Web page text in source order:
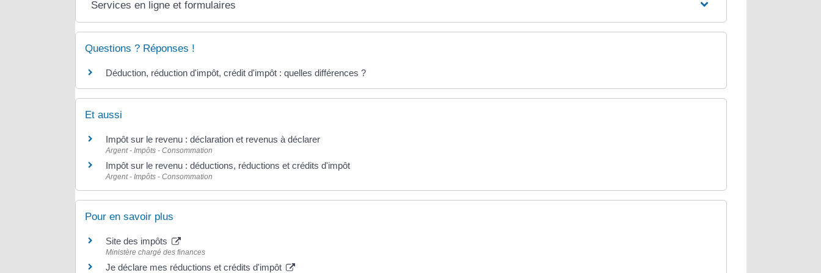
Services en ligne et formulaires
Questions ? Réponses !
Déduction, réduction d'impôt, crédit d'impôt : quelles différences ?
Et aussi
Impôt sur le revenu : déclaration et revenus à déclarer
Argent - Impôts - Consommation
Impôt sur le revenu : déductions, réductions et crédits d'impôt
Argent - Impôts - Consommation
Pour en savoir plus
Site des impôts
Ministère chargé des finances
Je déclare mes réductions et crédits d'impôt